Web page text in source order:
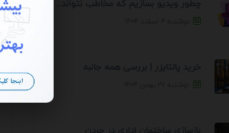
خرید پالتایزر | بررسی همه جانبه